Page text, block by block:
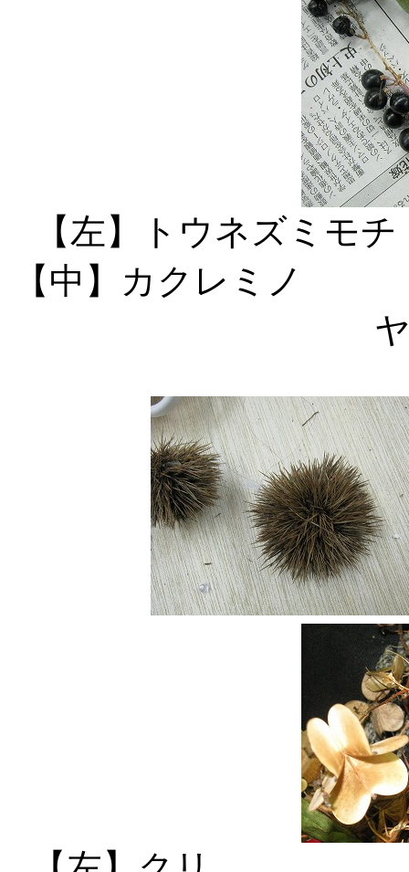
【左】ト
【中】カ